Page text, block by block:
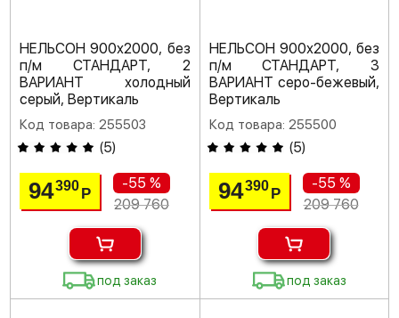
НЕЛЬСОН 900х2000, без
п/м СТАНДАРТ, 2
ВАРИАНТ холодный
серый, Вертикаль
Код товара: 255503
(5)
94390Р
-55 %
209 760
под заказ
НЕЛЬСОН 900х2000, без
п/м СТАНДАРТ, 3
ВАРИАНТ серо-бежевый,
Вертикаль
Код товара: 255500
(5)
94390 Р
-55 %
209 760
под заказ